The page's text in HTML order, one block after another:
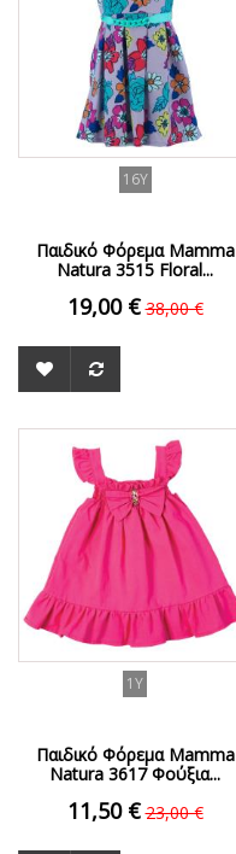
16Y
Παιδικό Φόρεμα Mamma
Natura 3515 Floral...
19,00 € 38,00 €
ΟFFER
1Y
Παιδικό Φόρεμα Mamma
Natura 3617 Φούξια...
11,50 € 23,00 €